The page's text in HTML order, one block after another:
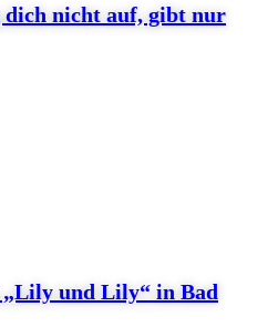
dich nicht auf, gibt nur
und Lily“ in Bad